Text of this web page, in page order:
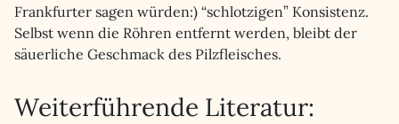
Frankfurter sagen würden:) “schlotzigen” Konsistenz.
Selbst wenn die Röhren entfernt werden, bleibt der
säuerliche Geschmack des Pilzfleisches.
Weiterführende Literatur: